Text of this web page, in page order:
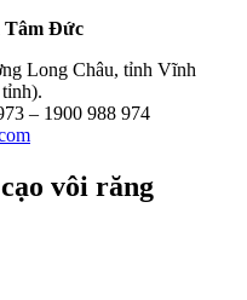
Tâm Đức
Long Châu, tỉnh Vĩnh
– 1900 988 974
vôi răng